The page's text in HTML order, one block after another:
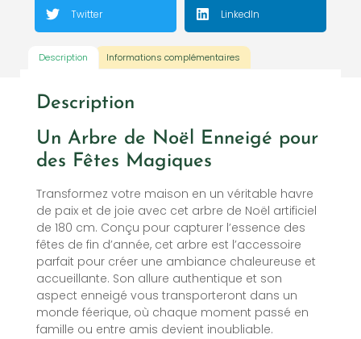
Twitter LinkedIn
Description Informations complémentaires
Description
Un Arbre de Noël Enneigé pour
des Fêtes Magiques
Transformez votre maison en un véritable havre
de paix et de joie avec cet arbre de Noël artificiel
de 180 cm. Conçu pour capturer l’essence des
fêtes de fin d’année, cet arbre est l’accessoire
parfait pour créer une ambiance chaleureuse et
accueillante. Son allure authentique et son
aspect enneigé vous transporteront dans un
monde féerique, où chaque moment passé en
famille ou entre amis devient inoubliable.